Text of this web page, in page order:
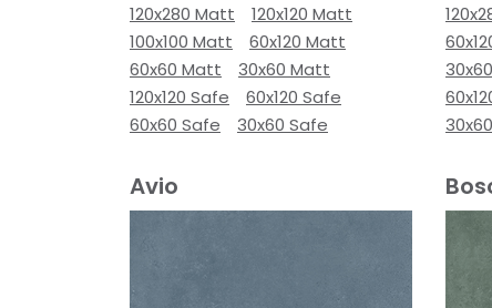
120x280 Matt
120x120 Matt
100x100 Matt
60x120 Matt
60x60 Matt
30x60 Matt
120x120 Safe
60x120 Safe
60x60 Safe
30x60 Safe
Avio